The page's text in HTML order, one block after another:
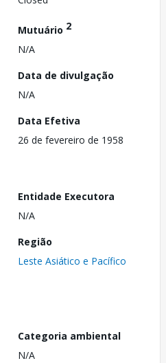
Mutuário 2
N/A
Data de divulgação
N/A
Data Efetiva
26 de fevereiro de 1958
Entidade Executora
N/A
Região
Leste Asiático e Pacífico
Categoria ambiental
N/A